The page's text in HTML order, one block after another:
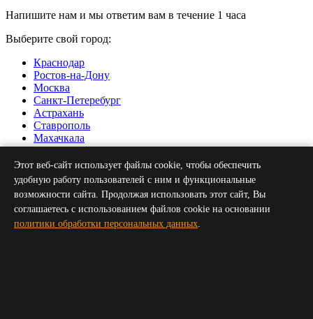
Напишите нам и мы ответим вам в течение 1 часа
Выберите свой город:
Краснодар
Ростов-на-Дону
Москва
Санкт-Петеребург
Астрахань
Ставрополь
Махачкала
Нальчик
Грозный
Севастополь
Симферополь
Волгоград
Пятигорск
Сочи
Этот веб-сайт использует файлы cookie, чтобы обеспечить
удобную работу пользователей с ним и функциональные
возможности сайта. Продолжая использовать этот сайт, Вы
соглашаетесь с использованием файлов cookie на основании
политики обработки персональных данных.